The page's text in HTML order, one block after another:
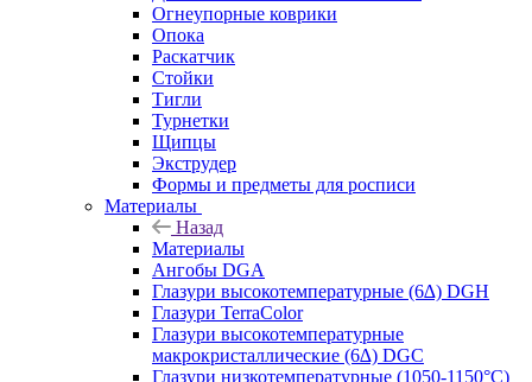
Огнеупорные коврики
Опока
Раскатчик
Стойки
Тигли
Турнетки
Щипцы
Экструдер
Формы и предметы для росписи
Материалы
Назад
Материалы
Ангобы DGA
Глазури высокотемпературные (6∆) DGH
Глазури TerraColor
Глазури высокотемпературные
макрокристаллические (6∆) DGC
Глазури низкотемпературные (1050-1150°С)